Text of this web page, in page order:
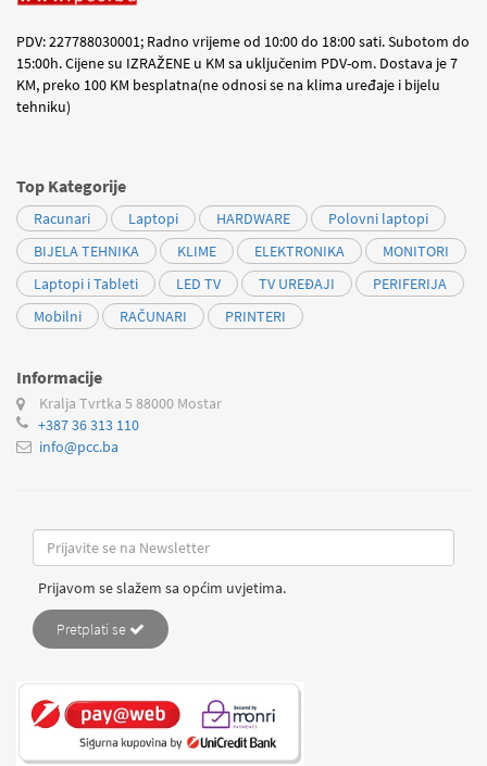
PDV: 227788030001; Radno vrijeme od 10:00 do 18:00 sati. Subotom do
15:00h. Cijene su IZRAŽENE u KM sa uključenim PDV-om. Dostava je 7
KM, preko 100 KM besplatna(ne odnosi se na klima uređaje i bijelu
tehniku)
Top Kategorije
Racunari Laptopi HARDWARE
Polovni laptopi
BIJELA TEHNIKA
KLIME ELEKTRONIKA
MONITORI
Laptopi i Tableti
LED TV TV UREĐAJI
PERIFERIJA
Mobilni
RAČUNARI PRINTERI
Informacije
Kralja Tvrtka 5 88000 Mostar
+387 36 313 110
info@pcc.ba
Prijavom se slažem sa općim uvjetima.
Pretplati se